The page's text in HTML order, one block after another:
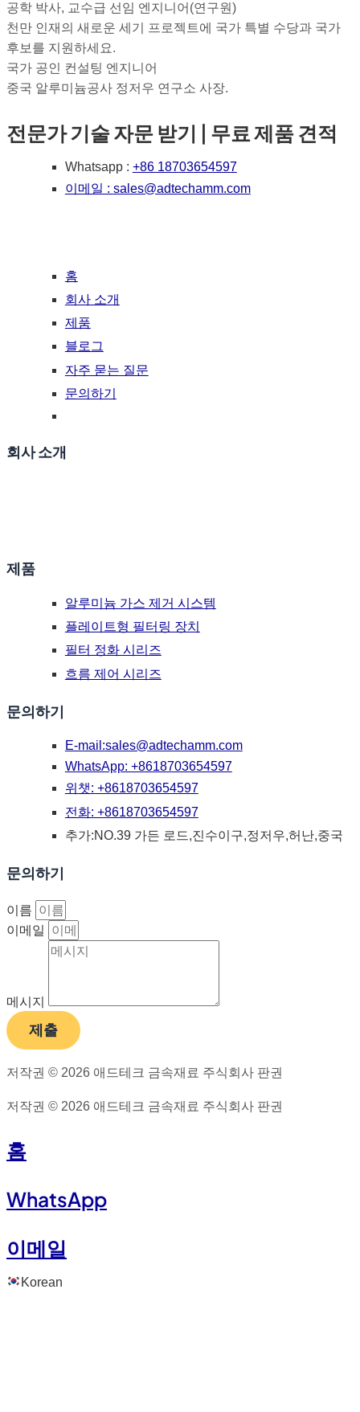
공학 박사, 교수급 선임 엔지니어(연구원)
천만 인재의 새로운 세기 프로젝트에 국가 특별 수당과 국가
후보를 지원하세요.
국가 공인 컨설팅 엔지니어
중국 알루미늄공사 정저우 연구소 사장.
전문가 기술 자문 받기 | 무료 제품 견적
Whatsapp : +86 18703654597
이메일 : sales@adtechamm.com
홈
회사 소개
제품
블로그
자주 묻는 질문
문의하기
회사 소개
제품
알루미늄 가스 제거 시스템
플레이트형 필터링 장치
필터 정화 시리즈
흐름 제어 시리즈
문의하기
E-mail:sales@adtechamm.com
WhatsApp: +8618703654597
위챗: +8618703654597
전화: +8618703654597
추가:NO.39 가든 로드,진수이구,정저우,허난,중국
문의하기
이름
이메일
메시지
제출
저작권 © 2026 애드테크 금속재료 주식회사 판권
저작권 © 2026 애드테크 금속재료 주식회사 판권
홈
WhatsApp
이메일
Korean